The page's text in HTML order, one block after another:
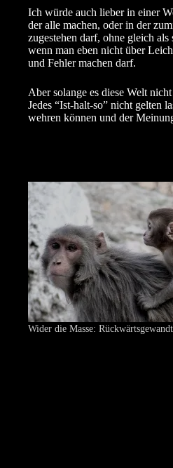
Ich würde auch lieber in einer
der alle machen, oder in der
zugestehen darf, ohne gleich
wenn man eben nicht über
und Fehler machen darf.
Aber solange es diese Welt
Jedes “Ist-halt-so” nicht gelten
wehren können und der
Wider die Masse: